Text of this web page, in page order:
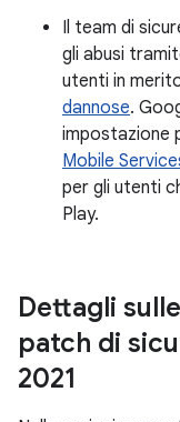
Il team di
gli abusi
utenti in
dannose.
impostazione
Mobile
per gli utenti
Play.
Dettagli
patch di
2021